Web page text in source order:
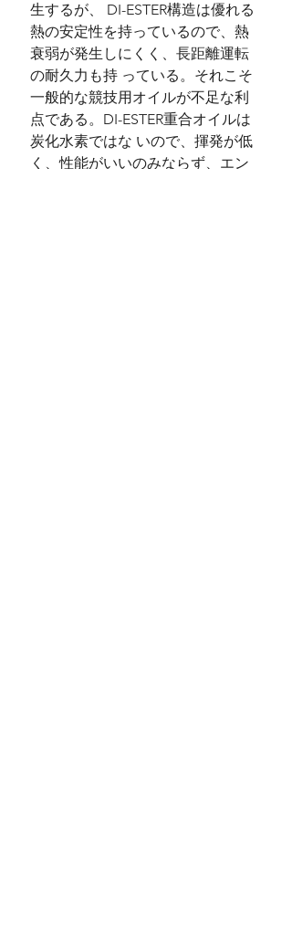
生するが、 DI-ESTER構造は優れる
熱の安定性を持っているので、熱
衰弱が発生しにくく、長距離運転
の耐久力も持 っている。それこそ
一般的な競技用オイルが不足な利
点である。DI-ESTER重合オイルは
炭化水素ではな いので、揮発が低
く、性能がいいのみならず、エン